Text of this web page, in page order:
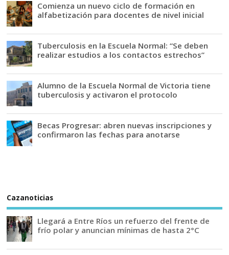
Comienza un nuevo ciclo de formación en
alfabetización para docentes de nivel inicial
Tuberculosis en la Escuela Normal: “Se deben
realizar estudios a los contactos estrechos”
Alumno de la Escuela Normal de Victoria tiene
tuberculosis y activaron el protocolo
Becas Progresar: abren nuevas inscripciones y
confirmaron las fechas para anotarse
Cazanoticias
Llegará a Entre Ríos un refuerzo del frente de
frío polar y anuncian mínimas de hasta 2°C